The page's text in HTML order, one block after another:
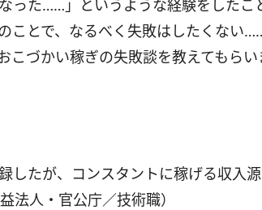
った……」というような経験をしたこ
ことで、なるべく失敗はしたくない
こづかい稼ぎの失敗談を教えてもらい
したが、コンスタントに稼げる収入
法人・官公庁／技術職）